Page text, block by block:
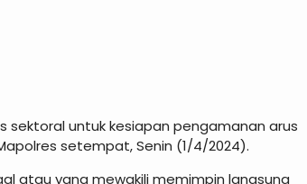
sektoral untuk kesiapan pengamanan arus
setempat, Senin (1/4/2024).
atau yang mewakili memimpin langsung